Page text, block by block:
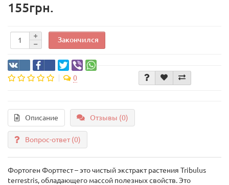
155грн.
Закончился
0
Описание Отзывы (0)
Вопрос-ответ(0)
Фортоген Форттест – это чистый экстракт растения Tribulus
terrestris, обладающего массой полезных свойств. Это